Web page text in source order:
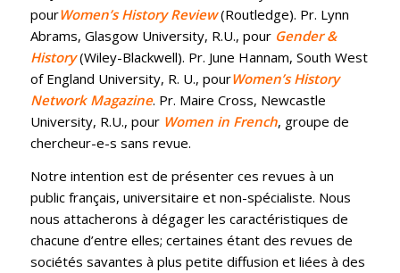
pourWomen’s History Review(Routledge). Pr. Lynn
Abrams, Glasgow University, R.U., pour Gender &
History(Wiley-Blackwell). Pr. June Hannam, South West
of England University, R. U., pourWomen’s History
Network Magazine. Pr. Maire Cross, Newcastle
University, R.U., pour Women in French, groupe de
chercheur-e-s sans revue.
Notre intention est de présenter ces revues à un
public français, universitaire et non-spécialiste. Nous
nous attacherons à dégager les caractéristiques de
chacune d’entre elles; certaines étant des revues de
sociétés savantes à plus petite diffusion et liées à des